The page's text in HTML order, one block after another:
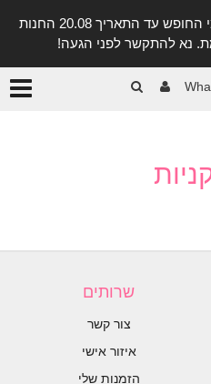
לקוחות נכבדים, שימו ♥️ לב! בימי החופש עד התאריך 20.08 החנות
נא להתקשר לפני הגעה!
שרותים
צור קשר
איזור אישי
הזמנות שלי